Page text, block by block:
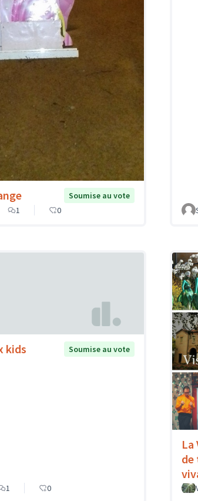
Soumise au vote
1 0
kids Soumise au vote
1 0
La
de